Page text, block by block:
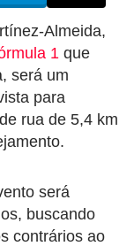
Almeida,
1 que
será um
para
rua de 5,4 km
será
buscando
contrários ao